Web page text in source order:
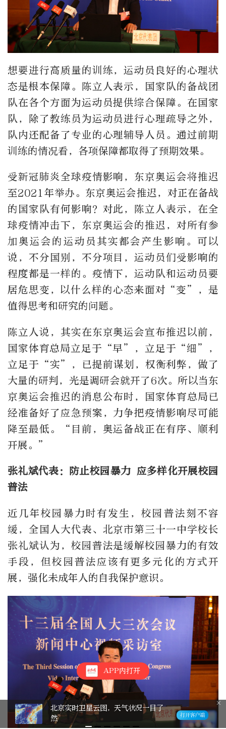
想要进行高质量的训练，运动员良好的心理状
态是根本保障。陈立人表示，国家队的备战团
队在各个方面为运动员提供综合保障。在国家
队，除了教练员为运动员进行心理疏导之外，
队内还配备了专业的心理辅导人员。通过前期
训练的情况看，各项保障都取得了预期效果。
受新冠肺炎全球疫情影响，东京奥运会将推迟
至2021年举办。东京奥运会推迟，对正在备战
的国家队有何影响？对此，陈立人表示，在全
球疫情冲击下，东京奥运会的推迟，对所有参
加奥运会的运动员其实都会产生影响。可以
说，不分国别，不分项目，运动员们受影响的
程度都是一样的。疫情下，运动队和运动员要
居危思变，以什么样的心态来面对“变”，是
值得思考和研究的问题。
陈立人说，其实在东京奥运会宣布推迟以前，
国家体育总局立足于“早”，立足于“细”，
立足于“实”，已提前谋划，权衡利弊，做了
大量的研判，光是调研会就开了6次。所以当东
京奥运会推迟的消息公布时，国家体育总局已
经准备好了应急预案，力争把疫情影响尽可能
降至最低。“目前，奥运备战正在有序、顺利
开展。”
张礼斌代表：防止校园暴力 应多样化开展校园
普法
近几年校园暴力时有发生，校园普法刻不容
缓，全国人大代表、北京市第三十一中学校长
张礼斌认为，校园普法是缓解校园暴力的有效
手段，但校园普法应该有更多元化的方式开
展，强化未成年人的自我保护意识。
APP内打开
北京实时卫星云图，天气状况一目了
然